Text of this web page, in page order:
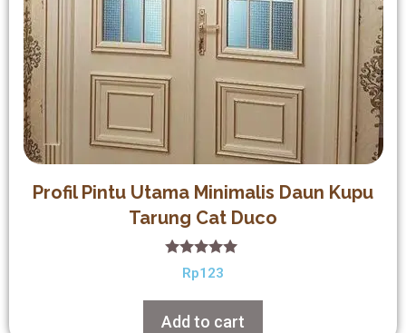
Profil Pintu Utama Minimalis Daun Kupu
Tarung Cat Duco
5.00
out of 5
Rp123
Add to cart